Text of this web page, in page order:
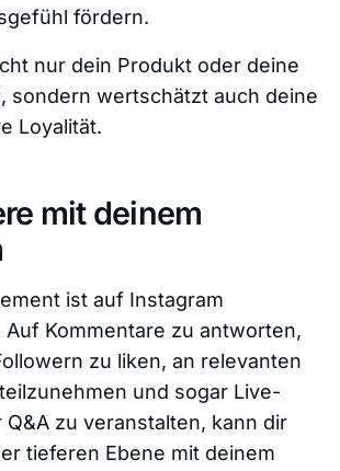
fördern.
nur dein Produkt oder deine
sondern wertschätzt auch deine
Loyalität.
mit deinem
ist auf Instagram
Kommentare zu antworten,
zu liken, an relevanten
und sogar Live-
zu veranstalten, kann dir
tieferen Ebene mit deinem